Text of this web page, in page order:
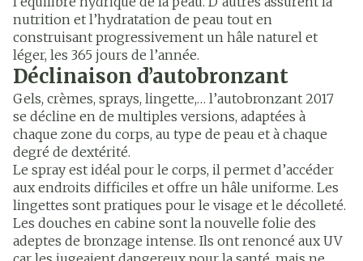
nutrition et l’hydratation de peau tout en
construisant progressivement un hâle naturel et
léger, les 365 jours de l’année.
Déclinaison d’autobronzant
Gels, crèmes, sprays, lingette,… l’autobronzant 2017
se décline en de multiples versions, adaptées à
chaque zone du corps, au type de peau et à chaque
degré de dextérité.
Le spray est idéal pour le corps, il permet d’accéder
aux endroits difficiles et offre un hâle uniforme. Les
lingettes sont pratiques pour le visage et le décolleté.
Les douches en cabine sont la nouvelle folie des
adeptes de bronzage intense. Ils ont renoncé aux UV